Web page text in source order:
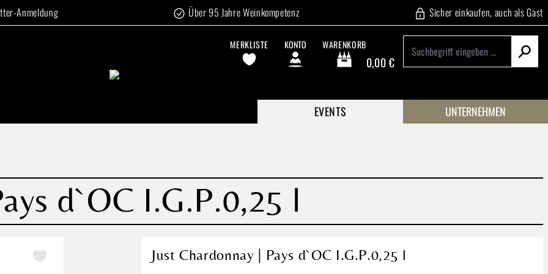
Anmeldung Über 95 Jahre Weinkompetenz Sicher einkaufen, auch als Gast
MERKLISTE KONTO WARENKORB
0,00 €
Warenkorb enthält 0 Positionen. Der Gesamtwert
EVENTS UNTERNEHMEN
d`OC I.G.P.0,25 l
Just Chardonnay | Pays d`OC I.G.P.0,25 l